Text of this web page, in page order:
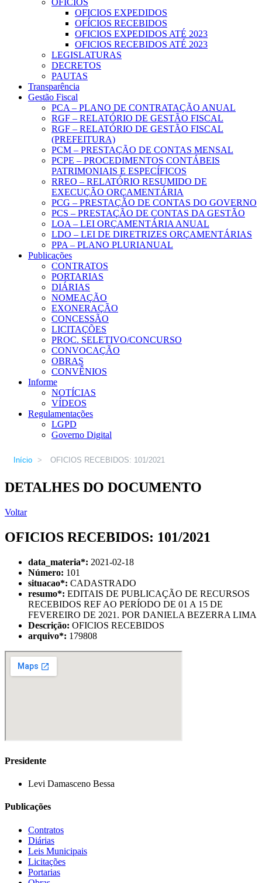
OFICIOS
OFICIOS EXPEDIDOS
OFÍCIOS RECEBIDOS
OFICIOS EXPEDIDOS ATÉ 2023
OFICIOS RECEBIDOS ATÉ 2023
LEGISLATURAS
DECRETOS
PAUTAS
Transparência
Gestão Fiscal
PCA – PLANO DE CONTRATAÇÃO ANUAL
RGF – RELATÓRIO DE GESTÃO FISCAL
RGF – RELATÓRIO DE GESTÃO FISCAL
(PREFEITURA)
PCM – PRESTAÇÃO DE CONTAS MENSAL
PCPE – PROCEDIMENTOS CONTÁBEIS
PATRIMONIAIS E ESPECÍFICOS
RREO – RELATÓRIO RESUMIDO DE
EXECUÇÃO ORÇAMENTÁRIA
PCG – PRESTAÇÃO DE CONTAS DO GOVERNO
PCS – PRESTAÇÃO DE CONTAS DA GESTÃO
LOA – LEI ORÇAMENTÁRIA ANUAL
LDO – LEI DE DIRETRIZES ORÇAMENTÁRIAS
PPA – PLANO PLURIANUAL
Publicações
CONTRATOS
PORTARIAS
DIÁRIAS
NOMEAÇÃO
EXONERAÇÃO
CONCESSÃO
LICITAÇÕES
PROC. SELETIVO/CONCURSO
CONVOCAÇÃO
OBRAS
CONVÊNIOS
Informe
NOTÍCIAS
VÍDEOS
Regulamentações
LGPD
Governo Digital
Início > OFICIOS RECEBIDOS: 101/2021
DETALHES DO DOCUMENTO
Voltar
OFICIOS RECEBIDOS: 101/2021
data_materia*: 2021-02-18
Número: 101
situacao*: CADASTRADO
resumo*: EDITAIS DE PUBLICAÇÃO DE RECURSOS
RECEBIDOS REF AO PERÍODO DE 01 A 15 DE
FEVEREIRO DE 2021. POR DANIELA BEZERRA LIMA
Descrição: OFICIOS RECEBIDOS
arquivo*: 179808
Presidente
Levi Damasceno Bessa
Publicações
Contratos
Diárias
Leis Municipais
Licitações
Portarias